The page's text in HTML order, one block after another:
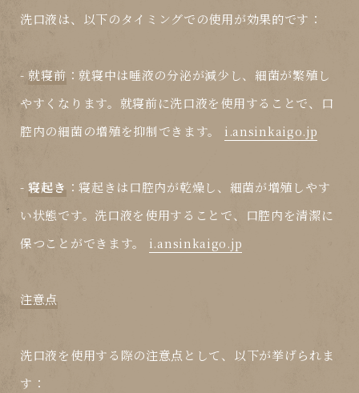
洗口液は、以下のタイミングでの使用が効果的です：
-就寝前 ：就寝中は唾液の分泌が減少し、細菌が繁殖し
やすくなります。就寝前に洗口液を使用することで、口
腔内の細菌の増殖を抑制できます。 i.ansinkaigo.jp
-寝起き ：寝起きは口腔内が乾燥し、細菌が増殖しやす
い状態です。洗口液を使用することで、口腔内を清潔に
保つことができます。 i.ansinkaigo.jp
注意点
洗口液を使用する際の注意点として、以下が挙げられま
す：